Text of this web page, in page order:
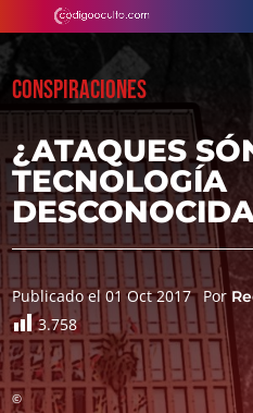
CONSPIRACIONES
¿ATAQUES
TECNOLOGÍA
Publicado el 01 Oct 2017 Por
3.758
©